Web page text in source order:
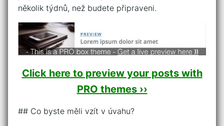
několik týdnů, než budete připraveni.
Click here to preview your posts with
PRO themes ››
## Co byste měli vzít v úvahu?